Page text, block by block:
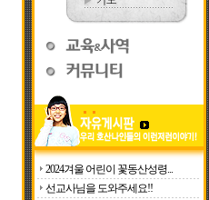
2024겨울 어린이 꽃동산성령...
선교사님을 도와주세요!!